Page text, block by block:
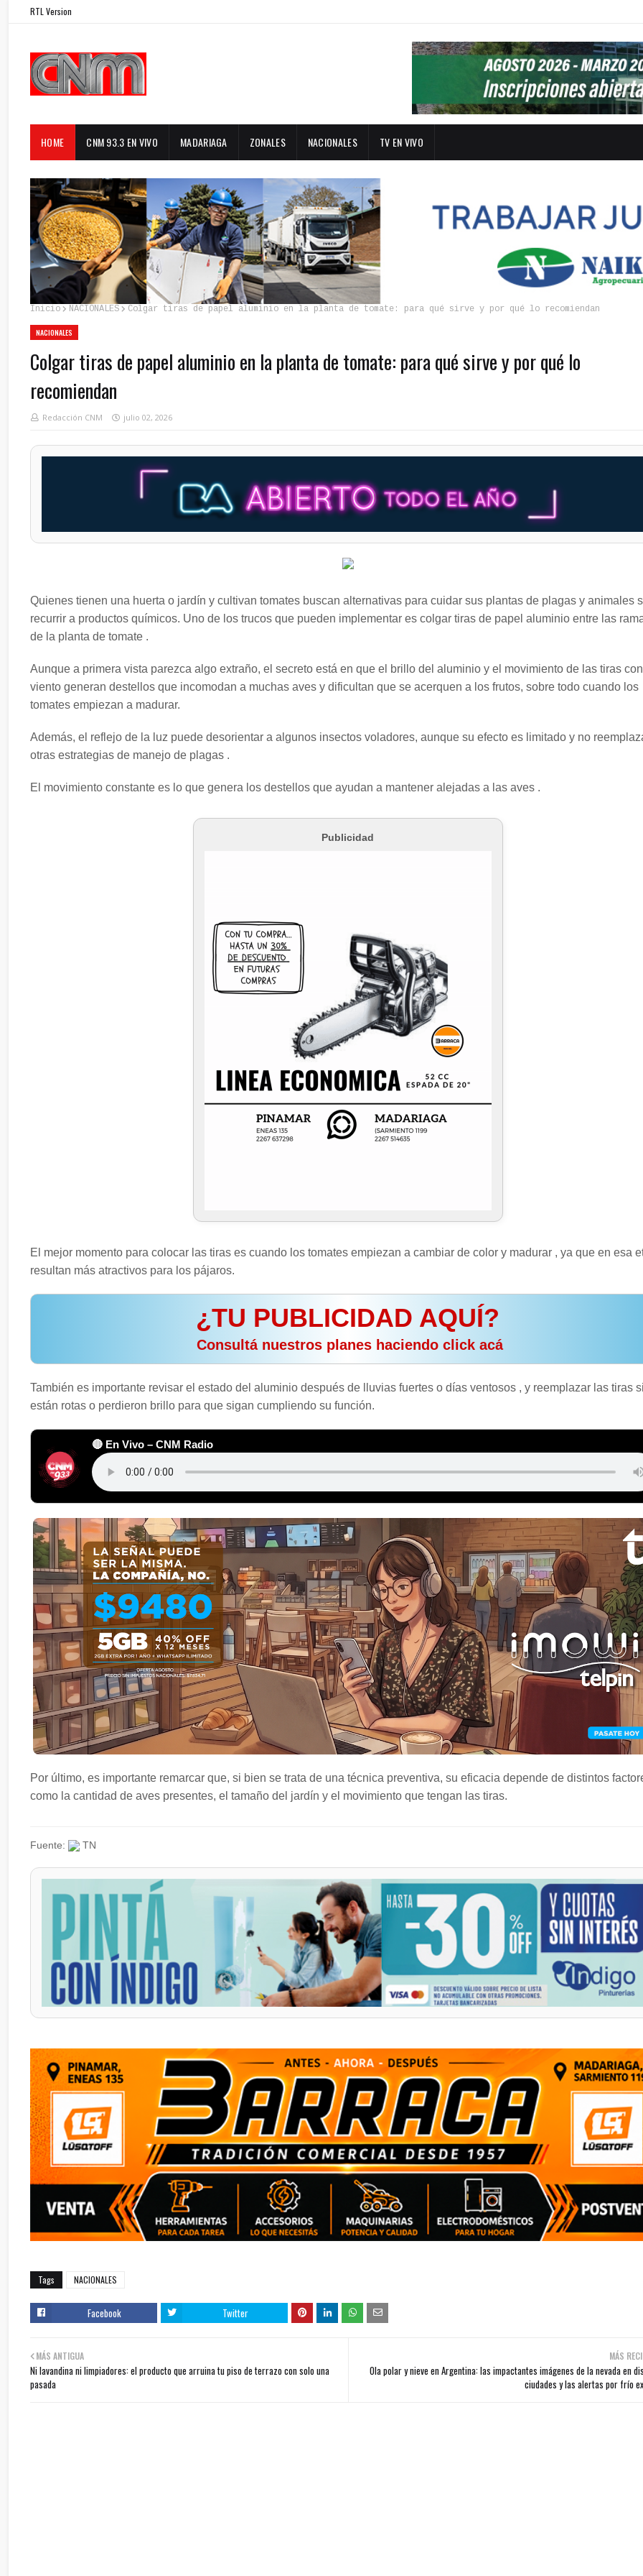
RTL Version
HOME CNM 93.3 EN VIVO MADARIAGA ZONALES NACIONALES TV EN VIVO
Inicio NACIONALES Colgar tiras de papel aluminio en la planta de tomate: para qué sirve y por qué lo recomiendan
NACIONALES
Colgar tiras de papel aluminio en la planta de tomate: para qué sirve y por qué lo
recomiendan
Redacción CNM julio 02, 2026
Quienes tienen una huerta o jardín y cultivan tomates buscan alternativas para cuidar sus plantas de plagas y animales
recurrir a productos químicos. Uno de los trucos que pueden implementar es colgar tiras de papel aluminio entre las
de la planta de tomate .
Aunque a primera vista parezca algo extraño, el secreto está en que el brillo del aluminio y el movimiento de las tiras
viento generan destellos que incomodan a muchas aves y dificultan que se acerquen a los frutos, sobre todo cuando los
tomates empiezan a madurar.
Además, el reflejo de la luz puede desorientar a algunos insectos voladores, aunque su efecto es limitado y no
otras estrategias de manejo de plagas .
El movimiento constante es lo que genera los destellos que ayudan a mantener alejadas a las aves .
Publicidad
El mejor momento para colocar las tiras es cuando los tomates empiezan a cambiar de color y madurar , ya que en esa
resultan más atractivos para los pájaros.
¿TU PUBLICIDAD AQUÍ?
️ Consultá nuestros planes haciendo click acá
También es importante revisar el estado del aluminio después de lluvias fuertes o días ventosos , y reemplazar las tiras
están rotas o perdieron brillo para que sigan cumpliendo su función.
🔴 En Vivo – CNM Radio
Por último, es importante remarcar que, si bien se trata de una técnica preventiva, su eficacia depende de distintos
como la cantidad de aves presentes, el tamaño del jardín y el movimiento que tengan las tiras.
Fuente: TN
Tags NACIONALES
Facebook Twitter
MÁS
Ola polar y nieve en Argentina: las impactantes imágenes de la nevada en
ciudades y las alertas por frío
MÁS ANTIGUA
Ni lavandina ni limpiadores: el producto que arruina tu piso de terrazo con solo una
pasada